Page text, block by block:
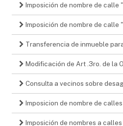
Imposición de nombre de calle
Imposición de nombre de calle
Transferencia de inmueble
Modificación de Art .3ro. de la
Consulta a vecinos sobre
Imposicion de nombre de calles
Imposición de nombres a calles